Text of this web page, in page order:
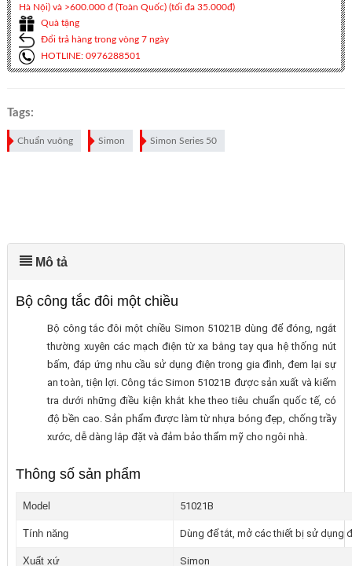
Hà Nội) và >600.000 đ (Toàn Quốc) (tối đa 35.000đ)
Quà tặng
Đổi trả hàng trong vòng 7 ngày
HOTLINE: 0976288501
Tags:
Chuẩn vuông Simon Simon Series 50
Mô tả
Bộ công tắc đôi một chiều
Bộ công tắc đôi một chiều Simon 51021B dùng để đóng, ngắt
thường xuyên các mạch điện từ xa bằng tay qua hệ thống nút
bấm, đáp ứng nhu cầu sử dụng điện trong gia đình, đem lại sự
an toàn, tiện lợi. Công tắc Simon 51021B được sản xuất và kiểm
tra dưới những điều kiện khắt khe theo tiêu chuẩn quốc tế, có
độ bền cao. Sản phẩm được làm từ nhựa bóng đẹp, chống trầy
xước, dễ dàng lắp đặt và đảm bảo thẩm mỹ cho ngôi nhà.
Thông số sản phẩm
Model 51021B
Tính năng Dùng để tắt, mở các thiết bị sử dụng
Xuất xứ Simon